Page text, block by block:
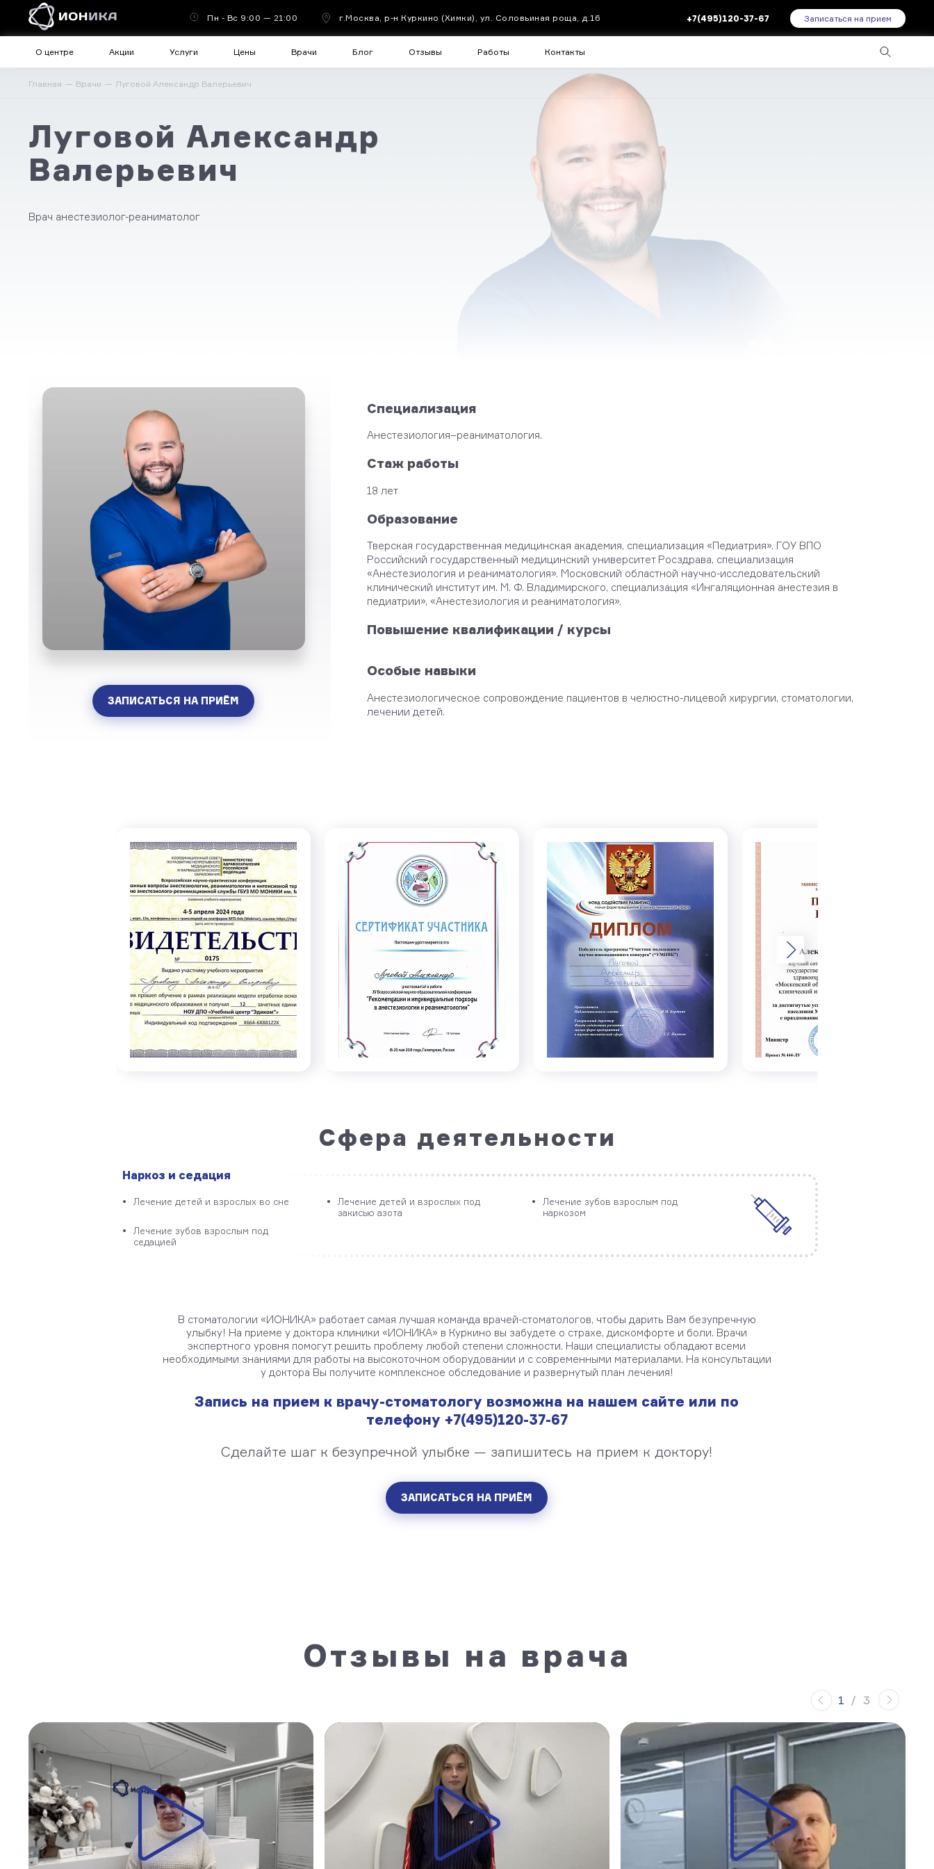
Главная Врачи Луговой Александр Валерьевич
Луговой Александр
Валерьевич
Врач анестезиолог-реаниматолог
Специализация
Анестезиология–реаниматология.
Стаж работы
18 лет
Образование
Тверская государственная медицинская академия, специализация «Педиатрия». ГОУ ВПО
Российский государственный медицинский университет Росздрава, специализация
«Анестезиология и реаниматология». Московский областной научно-исследовательский
клинический институт им. М. Ф. Владимирского, специализация «Ингаляционная анестезия в
педиатрии», «Анестезиология и реаниматология».
Повышение квалификации / курсы
Особые навыки
Анестезиологическое сопровождение пациентов в челюстно-лицевой хирургии, стоматологии,
лечении детей.
ЗАПИСАТЬСЯ НА ПРИЁМ
Сфера деятельности
Наркоз и седация
Лечение детей и взрослых во сне
Лечение детей и взрослых под
закисью азота
Лечение зубов взрослым под
наркозом
Лечение зубов взрослым под
седацией
В стоматологии «ИОНИКА» работает самая лучшая команда врачей-стоматологов, чтобы дарить Вам безупречную
улыбку! На приеме у доктора клиники «ИОНИКА» в Куркино вы забудете о страхе, дискомфорте и боли. Врачи
экспертного уровня помогут решить проблему любой степени сложности. Наши специалисты обладают всеми
необходимыми знаниями для работы на высокоточном оборудовании и с современными материалами. На консультации
у доктора Вы получите комплексное обследование и развернутый план лечения!
Запись на прием к врачу-стоматологу возможна на нашем сайте или по
телефону +7(495)120-37-67
Сделайте шаг к безупречной улыбке — запишитесь на прием к доктору!
ЗАПИСАТЬСЯ НА ПРИЁМ
Отзывы на врача
1 / 3
Пн - Вс 9:00 — 21:00 г.Москва, р-н Куркино (Химки), ул. Соловьиная роща, д.16
О центре Акции Услуги Цены Врачи Блог Отзывы Работы Контакты
+7(495)120-37-67 Записаться на прием